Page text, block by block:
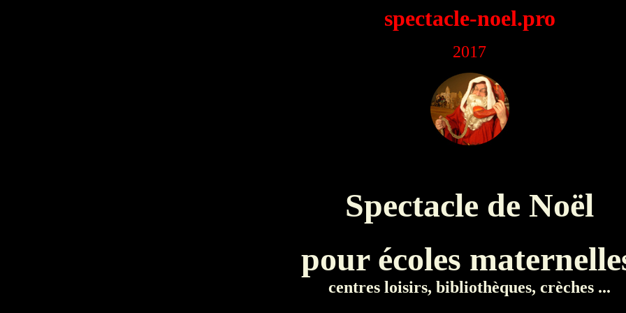
spectacle-noel.pro
2017
Spectacle de Noël
pour écoles
centres loisirs, bibliothèques, crèches ...